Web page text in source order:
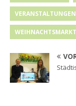
VERANSTALTUNGEN
WEIHNACHTSMARKT